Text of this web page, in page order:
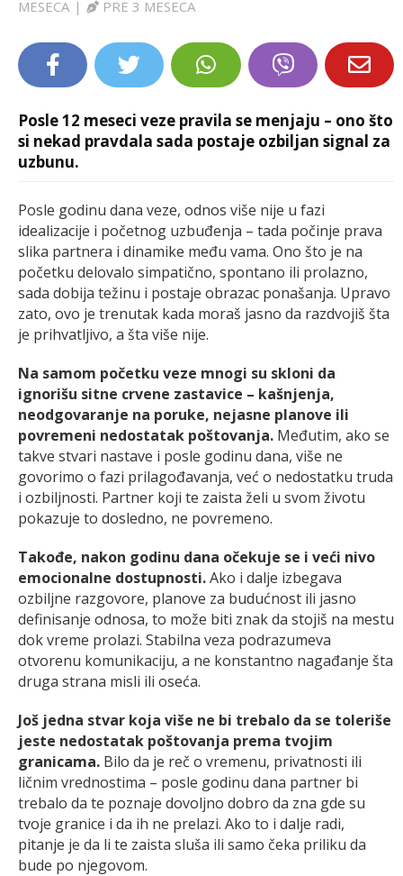
EXTRA
MESECA | PRE 3 MESECA
Posle 12 meseci veze pravila se menjaju – ono što
si nekad pravdala sada postaje ozbiljan signal za
uzbunu.
Posle godinu dana veze, odnos više nije u fazi
idealizacije i početnog uzbuđenja – tada počinje prava
slika partnera i dinamike među vama. Ono što je na
početku delovalo simpatično, spontano ili prolazno,
sada dobija težinu i postaje obrazac ponašanja. Upravo
zato, ovo je trenutak kada moraš jasno da razdvojiš šta
je prihvatljivo, a šta više nije.
Na samom početku veze mnogi su skloni da
ignorišu sitne crvene zastavice – kašnjenja,
neodgovaranje na poruke, nejasne planove ili
povremeni nedostatak poštovanja. Međutim, ako se
takve stvari nastave i posle godinu dana, više ne
govorimo o fazi prilagođavanja, već o nedostatku truda
i ozbiljnosti. Partner koji te zaista želi u svom životu
pokazuje to dosledno, ne povremeno.
Takođe, nakon godinu dana očekuje se i veći nivo
emocionalne dostupnosti.Ako i dalje izbegava
ozbiljne razgovore, planove za budućnost ili jasno
definisanje odnosa, to može biti znak da stojiš na mestu
dok vreme prolazi. Stabilna veza podrazumeva
otvorenu komunikaciju, a ne konstantno nagađanje šta
druga strana misli ili oseća.
Još jedna stvar koja više ne bi trebalo da se toleriše
jeste nedostatak poštovanja prema tvojim
granicama. Bilo da je reč o vremenu, privatnosti ili
ličnim vrednostima – posle godinu dana partner bi
trebalo da te poznaje dovoljno dobro da zna gde su
tvoje granice i da ih ne prelazi. Ako to i dalje radi,
pitanje je da li te zaista sluša ili samo čeka priliku da
bude po njegovom.